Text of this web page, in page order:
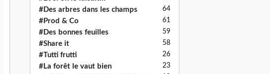
#Des arbres dans les champs 64
#Prod & Co 61
#Des bonnes feuilles 59
#Share it 58
#Tutti frutti 26
#La forêt le vaut bien 23